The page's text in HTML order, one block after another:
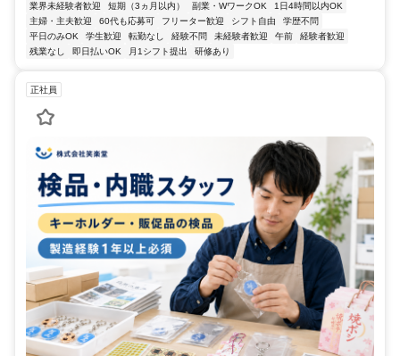
業界未経験者歓迎 短期（3ヵ月以内） 副業・WワークOK
1日4時間以内OK
主婦・主夫歓迎
60代も応募可 フリーター歓迎 シフト自由
学歴不問
平日のみOK
学生歓迎 転勤なし 経験不問 未経験者歓迎 午前
経験者歓迎
残業なし
即日払いOK 月1シフト提出 研修あり
正社員